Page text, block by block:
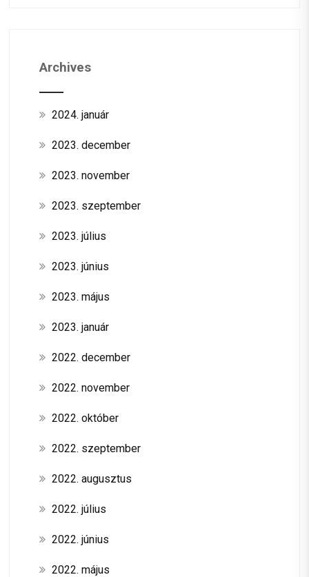
Archives
2024. január
2023. december
2023. november
2023. szeptember
2023. július
2023. június
2023. május
2023. január
2022. december
2022. november
2022. október
2022. szeptember
2022. augusztus
2022. július
2022. június
2022. május